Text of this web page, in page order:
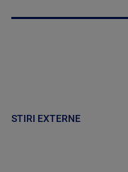
STIRI EXTERNE